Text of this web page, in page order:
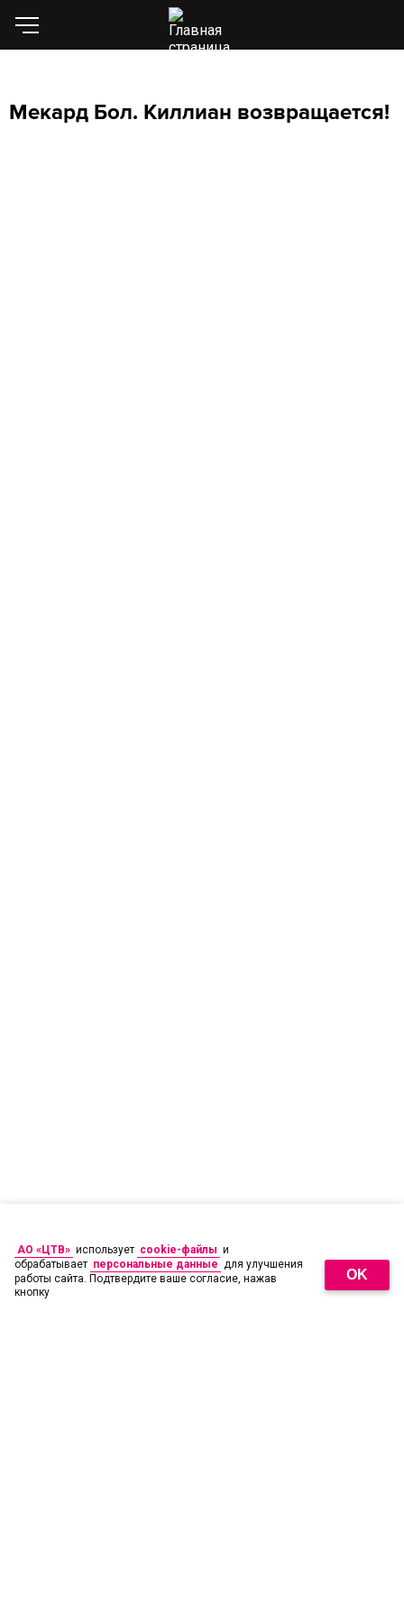
Мекард Бол. Киллиан возвращается!
АО «ЦТВ» использует cookie-файлы и
обрабатывает персональные данные для улучшения
работы сайта. Подтвердите ваше согласие, нажав
кнопку
OK